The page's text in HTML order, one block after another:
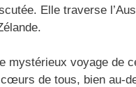
Elle traverse
mystérieux voyage de
de tous, bien au-